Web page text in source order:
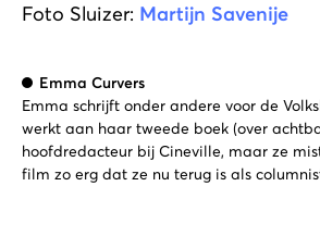
Foto Sluizer: Martijn Savenije
Emma Curvers
Emma schrijft onder andere voor de
werkt aan haar tweede boek (over
hoofdredacteur bij Cineville, maar ze
film zo erg dat ze nu terug is als